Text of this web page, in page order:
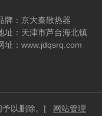
牌：京大秦散热器
址：天津市芦台海北镇
址：www.jdqsrq.com
予以删除。| 网站管理